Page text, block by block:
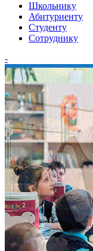
Школьнику
Абитуриенту
Студенту
Сотруднику
-